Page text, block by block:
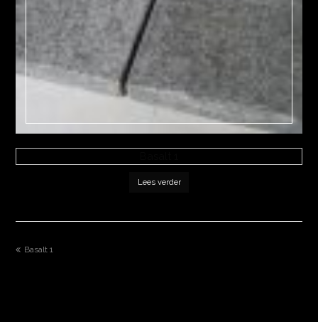
Lees verder
previous
Basalt 1